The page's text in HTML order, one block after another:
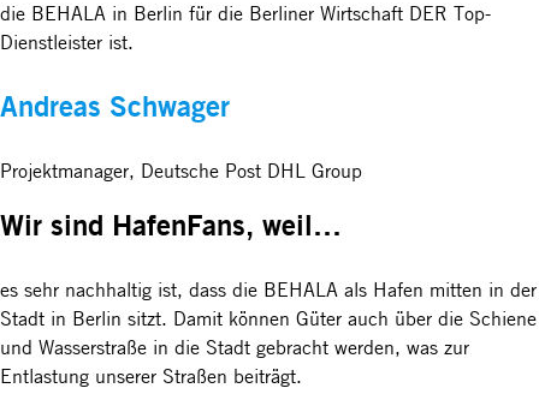
die BEHALA in Berlin für die Berliner Wirtschaft DER Top-
Dienstleister ist.
Andreas Schwager
Projektmanager, Deutsche Post DHL Group
Wir sind HafenFans, weil…
es sehr nachhaltig ist, dass die BEHALA als Hafen mitten in der
Stadt in Berlin sitzt. Damit können Güter auch über die Schiene
und Wasserstraße in die Stadt gebracht werden, was zur
Entlastung unserer Straßen beiträgt.